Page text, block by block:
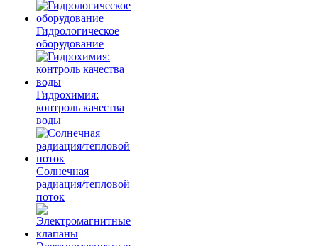
Гидрологическое
оборудование
Гидрохимия:
контроль качества
воды
Солнечная
радиация/тепловой
поток